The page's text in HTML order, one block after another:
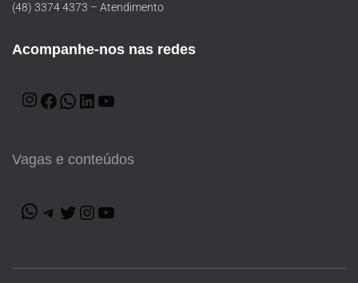
(48) 3374 4373 – Atendimento
Acompanhe-nos nas redes
Vagas e conteúdos